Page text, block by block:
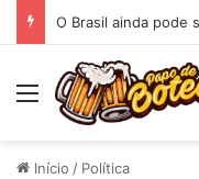
O Espelho
Menu
Início / Política